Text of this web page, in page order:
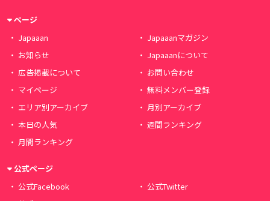
ページ
Japaaan
Japaaanマガジン
お知らせ
Japaaanについて
広告掲載について
お問い合わせ
マイページ
無料メンバー登録
エリア別アーカイブ
月別アーカイブ
本日の人気
週間ランキング
月間ランキング
公式ページ
公式Facebook
公式Twitter